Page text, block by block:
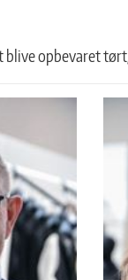
opbevaret